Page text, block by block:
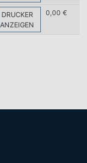
DRUCKER
ANZEIGEN
0,00 €